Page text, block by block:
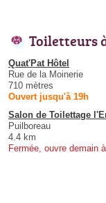
Toiletteurs
Quat'Pat Hôtel
Rue de la Moinerie
710 mètres
Ouvert jusqu'à 19h
Salon de Toilettage
Puilboreau
4.4 km
Fermée, ouvre demain